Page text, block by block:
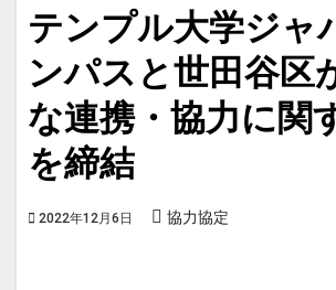
テンプル大学ジャ
ンパスと世田谷区
な連携・協力に関
を締結
2022年12月6日 協力協定